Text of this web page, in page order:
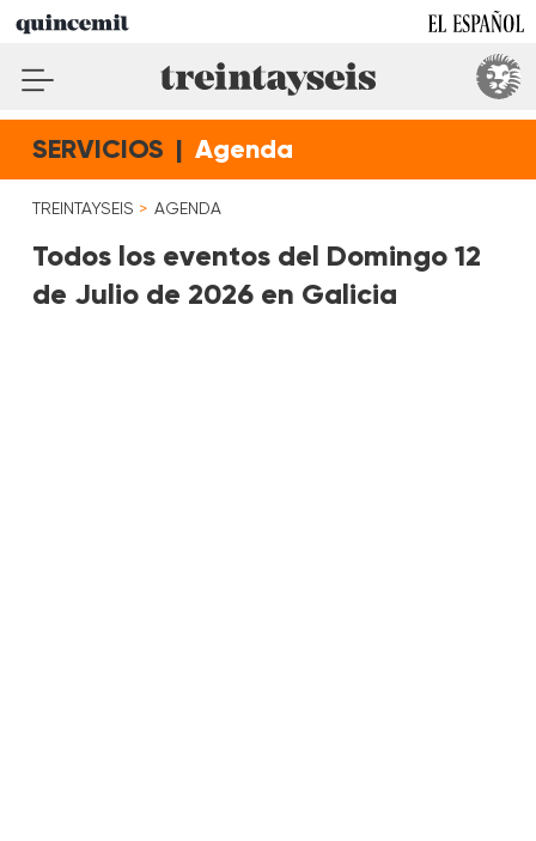
SERVICIOS | Agenda
TREINTAYSEIS AGENDA
Todos los eventos del Domingo 12
de Julio de 2026 en Galicia